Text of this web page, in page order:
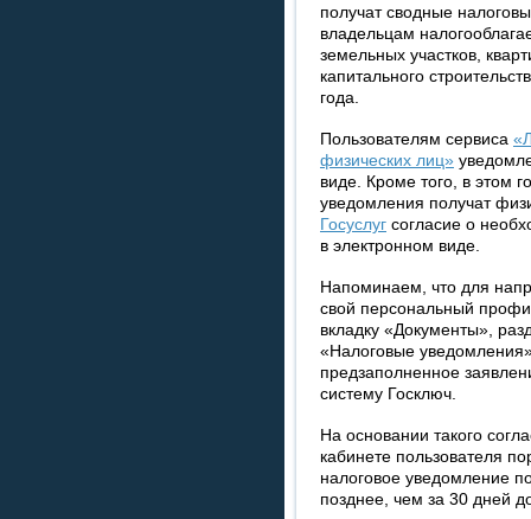
получат сводные
владельцам
земельных участков,
капитального
года.
Пользователям сервиса
физических лиц»
виде. Кроме того, в этом
уведомления получат
Госуслуг согласие о
в электронном виде.
Напоминаем, что для
свой персональный
вкладку «Документы»,
«Налоговые
предзаполненное
систему Госключ.
На основании такого
кабинете пользователя
налоговое уведомление
позднее, чем за 30 дней